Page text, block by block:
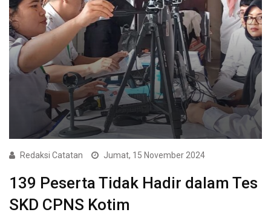
Redaksi Catatan Jumat, 15 November 2024
139 Peserta Tidak Hadir dalam Tes
SKD CPNS Kotim